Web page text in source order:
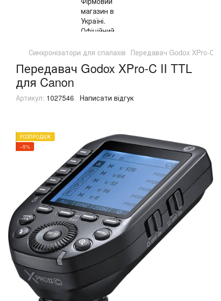
Синхронізатори для спалахів Передавач Godox XPro-C
Передавач Godox XPro-C II TTL
для Canon
Артикул: 1027546 Написати відгук
РОЗПРОДАЖ
−5%